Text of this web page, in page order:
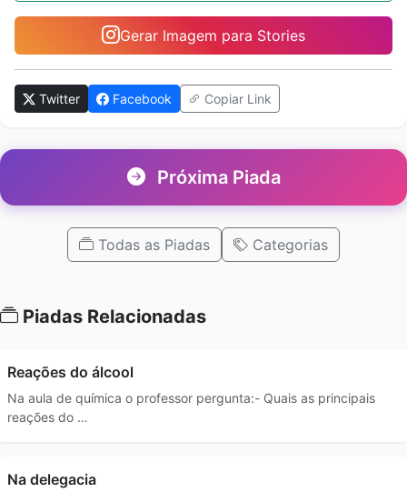
Gerar Imagem para Stories
Twitter Facebook Copiar Link
Próxima Piada
Todas as Piadas Categorias
Piadas Relacionadas
Reações do álcool
Na aula de química o professor pergunta:- Quais as principais
reações do …
Na delegacia